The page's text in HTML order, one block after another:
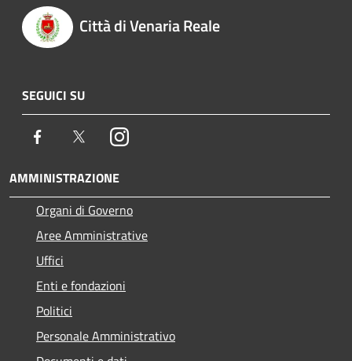
Città di Venaria Reale
SEGUICI SU
Facebook TwitterInstagram
AMMINISTRAZIONE
Organi di Governo
Aree Amministrative
Uffici
Enti e fondazioni
Politici
Personale Amministrativo